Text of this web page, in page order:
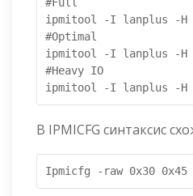
ipmitool -I lanplus -H
#Optimal
ipmitool -I lanplus -H
#Heavy IO
ipmitool -I lanplus -H
В IPMICFG синтаксис
Ipmicfg -raw 0x30 0x45